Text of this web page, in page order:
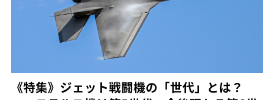
《特集》ジェット戦闘機の「世代」とは？